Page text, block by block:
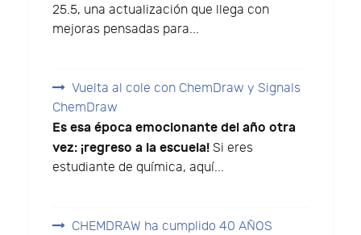
25.5, una actualización que llega con
mejoras pensadas para...
Vuelta al cole con ChemDraw y Signals
ChemDraw
Es esa época emocionante del año otra
vez: ¡regreso a la escuela! Si eres
estudiante de química, aquí...
CHEMDRAW ha cumplido 40 AÑOS